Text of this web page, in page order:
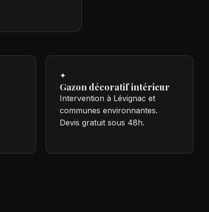
✦
Gazon décoratif intérieur
Intervention à Lévignac et
communes environnantes.
Devis gratuit sous 48h.